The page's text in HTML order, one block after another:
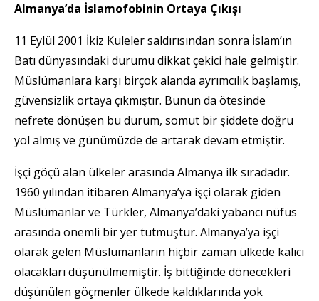
Almanya’da İslamofobinin Ortaya Çıkışı
11 Eylül 2001 İkiz Kuleler saldırısından sonra İslam’ın
Batı dünyasındaki durumu dikkat çekici hale gelmiştir.
Müslümanlara karşı birçok alanda ayrımcılık başlamış,
güvensizlik ortaya çıkmıştır. Bunun da ötesinde
nefrete dönüşen bu durum, somut bir şiddete doğru
yol almış ve günümüzde de artarak devam etmiştir.
İşçi göçü alan ülkeler arasında Almanya ilk sıradadır.
1960 yılından itibaren Almanya’ya işçi olarak giden
Müslümanlar ve Türkler, Almanya’daki yabancı nüfus
arasında önemli bir yer tutmuştur. Almanya’ya işçi
olarak gelen Müslümanların hiçbir zaman ülkede kalıcı
olacakları düşünülmemiştir. İş bittiğinde dönecekleri
düşünülen göçmenler ülkede kaldıklarında yok